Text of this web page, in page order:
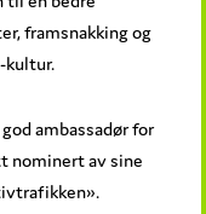
framsnakking og
kultur.
ambassadør for
nominert av sine